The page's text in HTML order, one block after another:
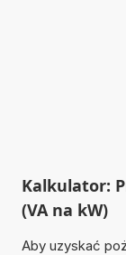
Kalkulator:
(VA na kW)
Aby uzyskać